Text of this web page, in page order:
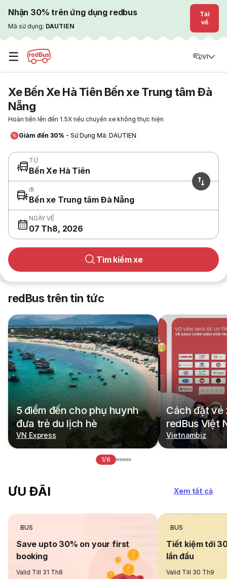
Nhận 30% trên ứng dụng redbus
Mã sử dụng: DAUTIEN
Tải
về
☰ VI
Xe Bến Xe Hà Tiên Bến xe Trung tâm Đà
Nẵng
Hoàn tiền lên đến 1.5X nếu chuyến xe không thực hiện
Giảm đến 30% - Sử Dụng Mã: DAUTIEN
TỪ
Bến Xe Hà Tiên
đi
Bến xe Trung tâm Đà Nẵng
NGÀY VỀ
07 Th8, 2026
Tìm kiếm xe
redBus trên tin tức
5 điểm đến cho phụ huynh
đưa trẻ du lịch hè
VN Express
Cách đặt vé
redBus Việt
Vietnambiz
1/6
ƯU ĐÃI Xem tất cả
BUS
Save upto 30% on your first
booking
Valid Till 31 Th8
BUS
Tiết kiệm tới
lần đầu
Valid Till 30 Th9